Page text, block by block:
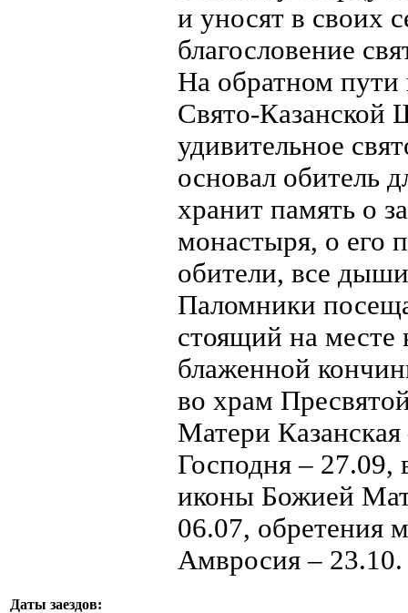
и уносят в своих
благословение
На обратном
Свято-Казанской
удивительное
основал обитель
хранит память о
монастыря, о его
обители, все
Паломники
стоящий на месте
блаженной
во храм
Матери
Господня – 27.09,
иконы Божией
06.07, обретения
Амвросия – 23.10.
Даты заездов: